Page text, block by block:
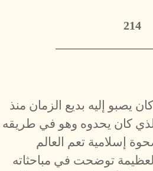
214
يصبو إليه بديع الزمان منذ
كان يحدوه وهو في طريقه
إسلامية تعم العالم
توضحت في مباحثاته